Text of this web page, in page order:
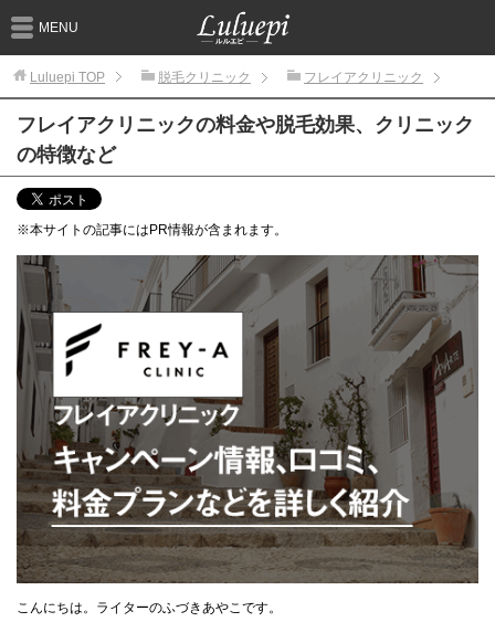
MENU
Luluepi TOP 脱毛クリニック フレイアクリニック
フレイアクリニックの料金や脱毛効果、クリニック
の特徴など
※本サイトの記事にはPR情報が含まれます。
こんにちは。ライターのふづきあやこです。